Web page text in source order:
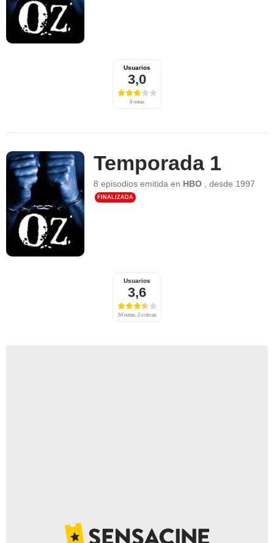
Usuarios
3,0
8 notas
Temporada 1
8 episodios emitida en HBO ,desde 1997
FINALIZADA
Usuarios
3,6
54 notas, 2 críticas